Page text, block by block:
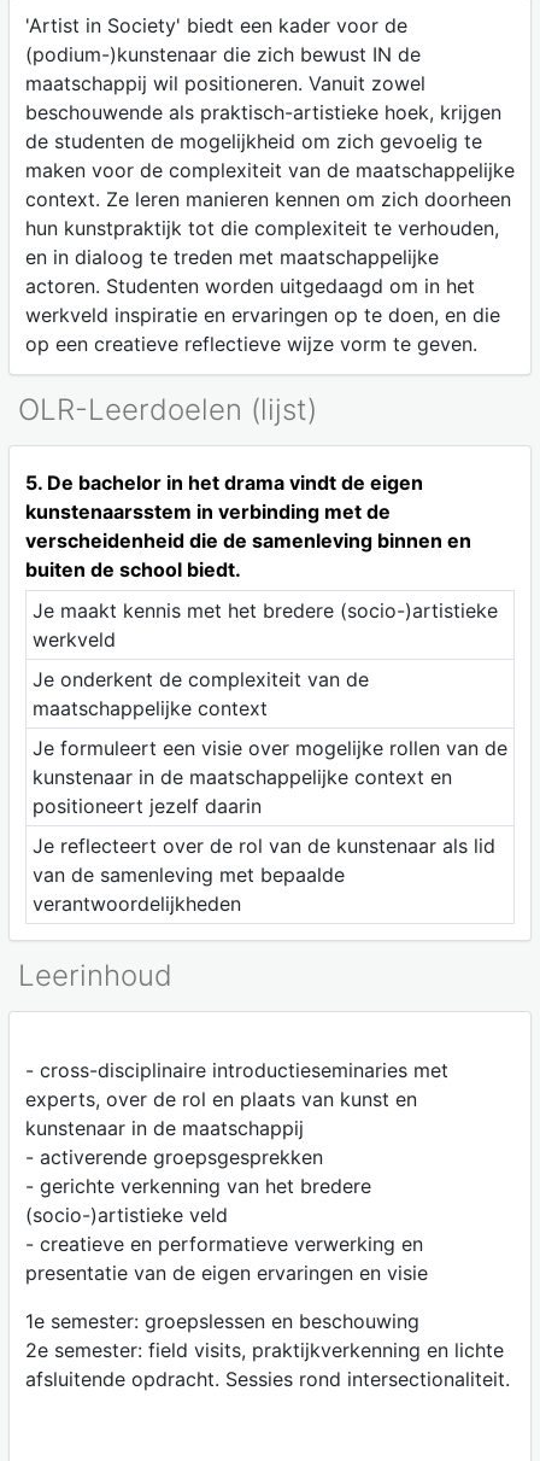
'Artist in Society' biedt een kader voor de
(podium-)kunstenaar die zich bewust IN de
maatschappij wil positioneren. Vanuit zowel
beschouwende als praktisch-artistieke hoek, krijgen
de studenten de mogelijkheid om zich gevoelig te
maken voor de complexiteit van de maatschappelijke
context. Ze leren manieren kennen om zich doorheen
hun kunstpraktijk tot die complexiteit te verhouden,
en in dialoog te treden met maatschappelijke
actoren. Studenten worden uitgedaagd om in het
werkveld inspiratie en ervaringen op te doen, en die
op een creatieve reflectieve wijze vorm te geven.
OLR-Leerdoelen (lijst)
5. De bachelor in het drama vindt de eigen
kunstenaarsstem in verbinding met de
verscheidenheid die de samenleving binnen en
buiten de school biedt.
Je maakt kennis met het bredere (socio-)artistieke
werkveld
Je onderkent de complexiteit van de
maatschappelijke context
Je formuleert een visie over mogelijke rollen van de
kunstenaar in de maatschappelijke context en
positioneert jezelf daarin
Je reflecteert over de rol van de kunstenaar als lid
van de samenleving met bepaalde
verantwoordelijkheden
Leerinhoud
- cross-disciplinaire introductieseminaries met
experts, over de rol en plaats van kunst en
kunstenaar in de maatschappij
- activerende groepsgesprekken
- gerichte verkenning van het bredere
(socio-)artistieke veld
- creatieve en performatieve verwerking en
presentatie van de eigen ervaringen en visie
1e semester: groepslessen en beschouwing
2e semester: field visits, praktijkverkenning en lichte
afsluitende opdracht. Sessies rond intersectionaliteit.